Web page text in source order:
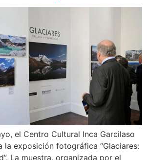
el Centro Cultural Inca Garcilaso
la exposición fotográfica “Glaciares:
La muestra, organizada por el